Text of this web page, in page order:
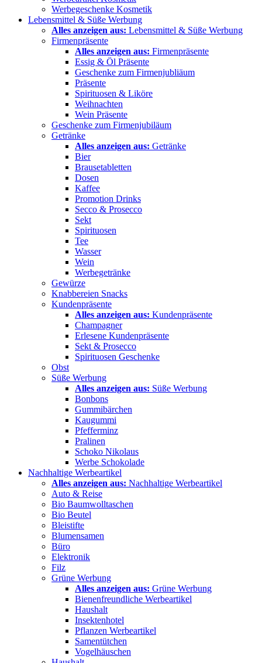
Werbegeschenke Kosmetik
Lebensmittel & Süße Werbung
Alles anzeigen aus: Lebensmittel & Süße Werbung
Firmenpräsente
Alles anzeigen aus: Firmenpräsente
Essig & Öl Präsente
Geschenke zum Firmenjubliäum
Präsente
Spirituosen & Liköre
Weihnachten
Wein Präsente
Geschenke zum Firmenjubiläum
Getränke
Alles anzeigen aus: Getränke
Bier
Brausetabletten
Dosen
Kaffee
Promotion Drinks
Secco & Prosecco
Sekt
Spirituosen
Tee
Wasser
Wein
Werbegetränke
Gewürze
Knabbereien Snacks
Kundenpräsente
Alles anzeigen aus: Kundenpräsente
Champagner
Erlesene Kundenpräsente
Sekt & Prosecco
Spirituosen Geschenke
Obst
Süße Werbung
Alles anzeigen aus: Süße Werbung
Bonbons
Gummibärchen
Kaugummi
Pfefferminz
Pralinen
Schoko Nikolaus
Werbe Schokolade
Nachhaltige Werbeartikel
Alles anzeigen aus: Nachhaltige Werbeartikel
Auto & Reise
Bio Baumwolltaschen
Bio Beutel
Bleistifte
Blumensamen
Büro
Elektronik
Filz
Grüne Werbung
Alles anzeigen aus: Grüne Werbung
Bienenfreundliche Werbeartikel
Haushalt
Insektenhotel
Pflanzen Werbeartikel
Samentütchen
Vogelhäuschen